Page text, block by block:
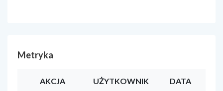
Metryka
AKCJA UŻYTKOWNIK DATA